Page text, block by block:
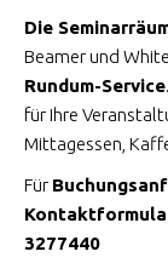
Die
Beamer und
Rundum-Service
für Ihre
Mittagessen,
Für
3277440